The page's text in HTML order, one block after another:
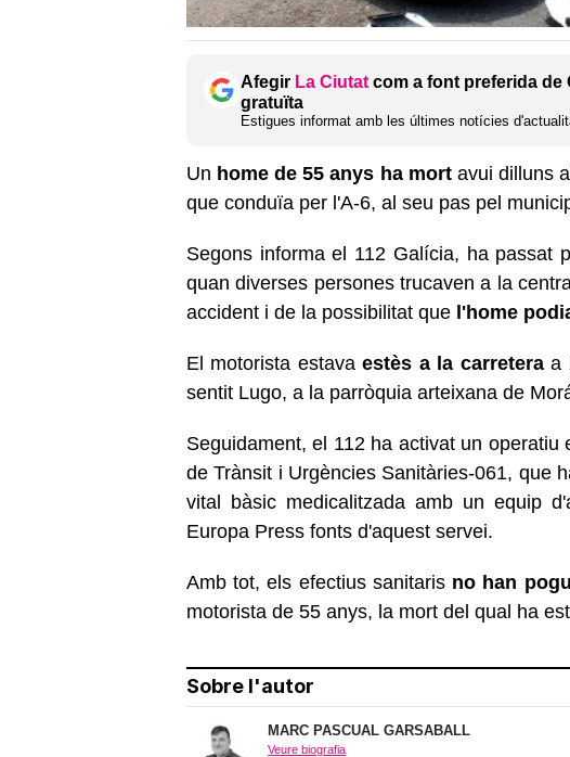
Afegir La Ciutat com a font preferida de
gratuïta
Estigues informat amb les últimes notícies
Un home de 55 anys ha mortavui dilluns
que conduïa per l'A-6, al seu pas pel
Segons informa el 112 Galícia, ha passat
quan diverses persones trucaven a la
accident i de la possibilitat que l'home
El motorista estavaestès a la carreteraa
sentit Lugo, a la parròquia arteixana de
Seguidament, el 112 ha activat un
de Trànsit i Urgències Sanitàries-061, que
vital bàsic medicalitzada amb un equip
Europa Press fonts d'aquest servei.
Amb tot, els efectius sanitarisno han
motorista de 55 anys, la mort del qual ha
Sobre l'autor
MARC PASCUAL GARSABALL
Veure biografia